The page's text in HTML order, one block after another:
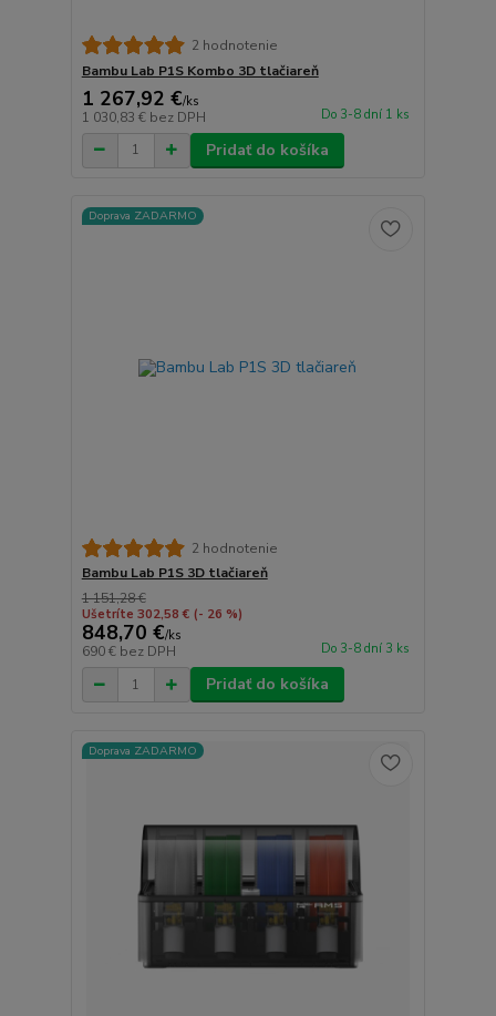
2 hodnotenie
Bambu Lab P1S Kombo 3D tlačiareň
1 267,92 €/ks
1 030,83 € bez DPH Do 3-8 dní 1 ks
Pridať do košíka
Doprava ZADARMO
2 hodnotenie
Bambu Lab P1S 3D tlačiareň
1 151,28 €
Ušetríte 302,58 € (- 26 %)
848,70 €/ks
690 € bez DPH Do 3-8 dní 3 ks
Pridať do košíka
Doprava ZADARMO